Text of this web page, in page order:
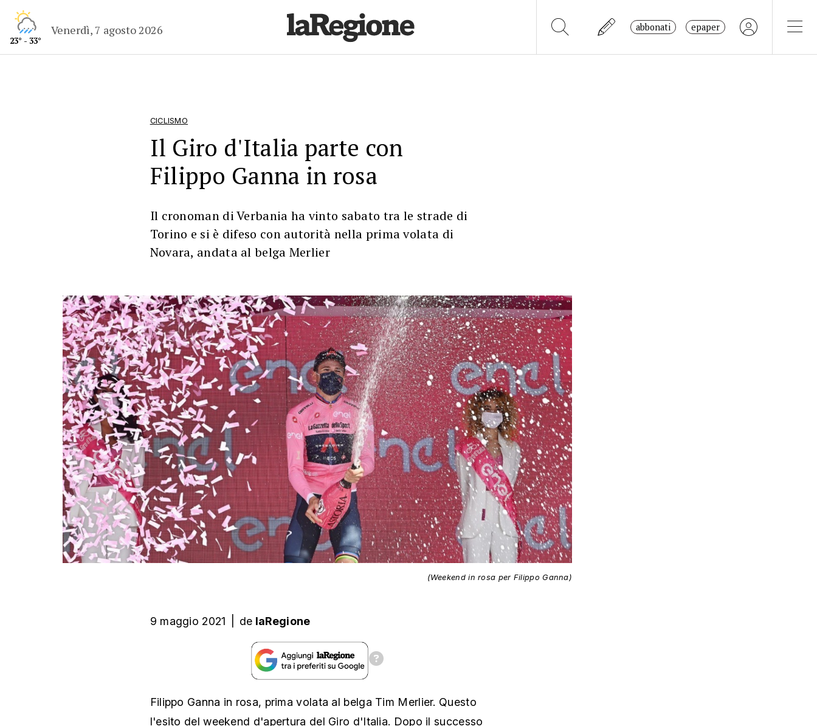
23° - 33°
Venerdì, 7 agosto 2026 abbonati epaper
CICLISMO
Il Giro d'Italia parte con
Filippo Ganna in rosa
Il cronoman di Verbania ha vinto sabato tra le strade di
Torino e si è difeso con autorità nella prima volata di
Novara, andata al belga Merlier
(Weekend in rosa per Filippo Ganna)
9 maggio 2021 de laRegione
Filippo Ganna in rosa, prima volata al belga Tim Merlier. Questo
l'esito del weekend d'apertura del Giro d'Italia. Dopo il successo